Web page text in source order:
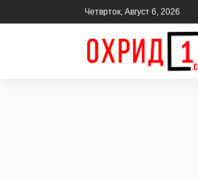
Четврток, Август 6, 2026